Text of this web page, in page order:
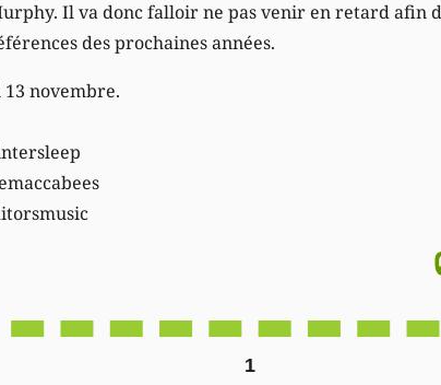
Il va donc falloir ne pas venir en retard afin
des prochaines années.
13 novembre.
1